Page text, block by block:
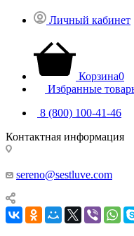
Личный кабинет
Корзина0
Избранные
8 (800) 100-41-46
Контактная информация
sereno@sestluve.com